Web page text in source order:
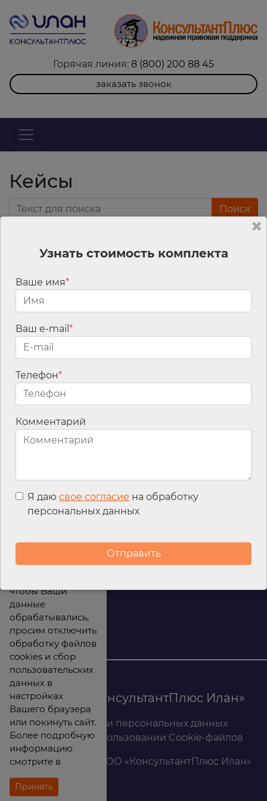
Горячая линия: 8 (800) 200 88 45
заказать звонок
Кейсы
Поиск
заданным критериям
Вакансии
Офис продаж:
8 (800) 200 88 45
infomarket@ilan.su
помещ. 302
ИНН: 2465263327
© 2026 ООО «КонсультантПлюс Илан»
Политика обработки персональных данных
Соглашение об использовании Cookie-файлов
Результаты СОУТ ООО «КонсультантПлюс Илан»
Узнать стоимость комплекта
Ваше имя*
Ваш e-mail *
Телефон*
Комментарий
Я даю свое согласие на обработку
персональных данных
Мы используем
файлы cookies для
улучшения
работы сайта, а
также сервис
интернет-
статистики
Яндекс.Метрика
для анализа
данным сайтом,
Вы принимаете
Cookie-файлов.
чтобы Ваши
данные
обрабатывались,
просим отключить
обработку файлов
cookies и сбор
пользовательских
данных в
настройках
Вашего браузера
или покинуть сайт.
Более подробную
информацию
смотрите в
Принять